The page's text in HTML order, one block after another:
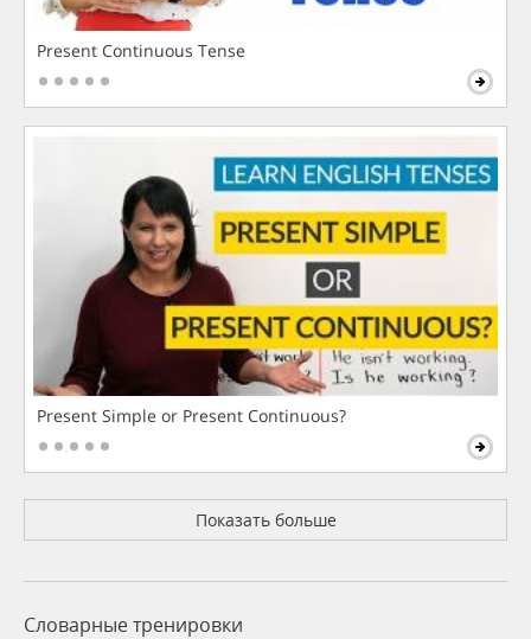
Present Continuous Tense
Present Simple or Present Continuous?
Показать больше
Словарные тренировки